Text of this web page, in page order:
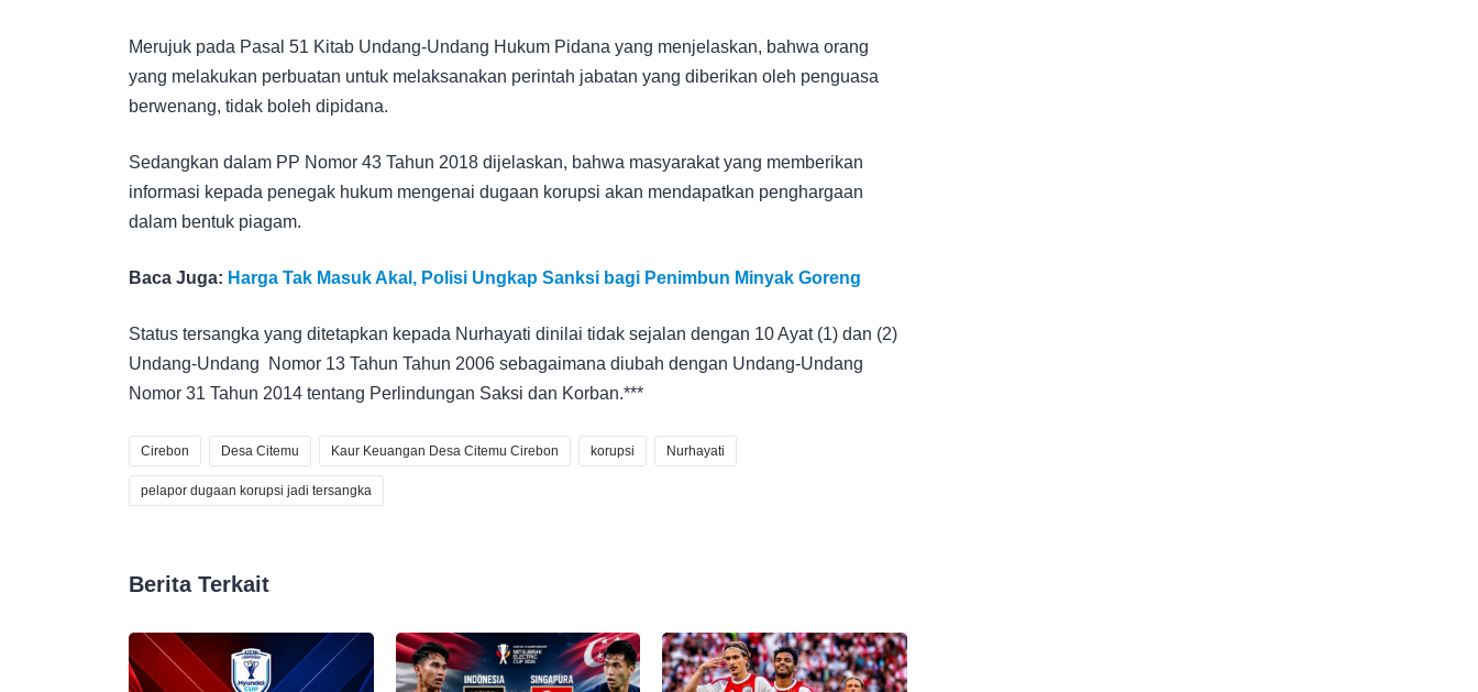
Merujuk pada Pasal 51 Kitab Undang-Undang Hukum Pidana yang menjelaskan, bahwa orang
yang melakukan perbuatan untuk melaksanakan perintah jabatan yang diberikan oleh penguasa
berwenang, tidak boleh dipidana.
Sedangkan dalam PP Nomor 43 Tahun 2018 dijelaskan, bahwa masyarakat yang memberikan
informasi kepada penegak hukum mengenai dugaan korupsi akan mendapatkan penghargaan
dalam bentuk piagam.
Baca Juga: Harga Tak Masuk Akal, Polisi Ungkap Sanksi bagi Penimbun Minyak Goreng
Status tersangka yang ditetapkan kepada Nurhayati dinilai tidak sejalan dengan 10 Ayat (1) dan (2)
Undang-Undang Nomor 13 Tahun Tahun 2006 sebagaimana diubah dengan Undang-Undang
Nomor 31 Tahun 2014 tentang Perlindungan Saksi dan Korban.***
Cirebon Desa Citemu Kaur Keuangan Desa Citemu Cirebon korupsi Nurhayati
pelapor dugaan korupsi jadi tersangka
Berita Terkait